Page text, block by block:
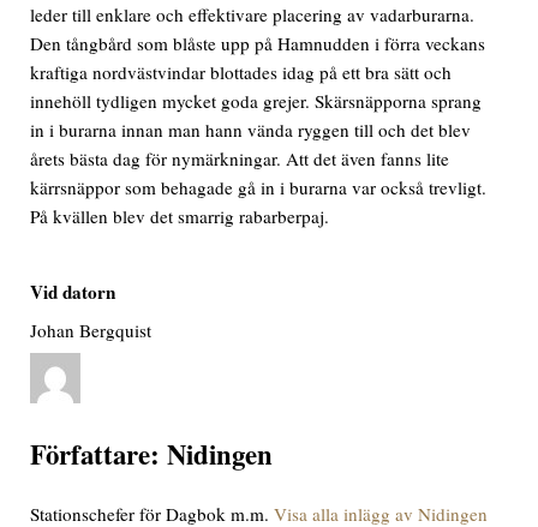
leder till enklare och effektivare placering av vadarburarna.
Den tångbård som blåste upp på Hamnudden i förra veckans
kraftiga nordvästvindar blottades idag på ett bra sätt och
innehöll tydligen mycket goda grejer. Skärsnäpporna sprang
in i burarna innan man hann vända ryggen till och det blev
årets bästa dag för nymärkningar. Att det även fanns lite
kärrsnäppor som behagade gå in i burarna var också trevligt.
På kvällen blev det smarrig rabarberpaj.
Vid datorn
Johan Bergquist
Författare: Nidingen
Stationschefer för Dagbok m.m.Visa alla inlägg av Nidingen